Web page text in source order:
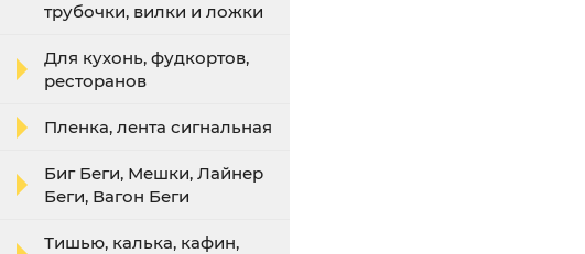
трубочки, вилки и ложки
Для кухонь, фудкортов,
ресторанов
Пленка, лента сигнальная
Биг Беги, Мешки, Лайнер
Беги, Вагон Беги
Тишью, калька, кафин,